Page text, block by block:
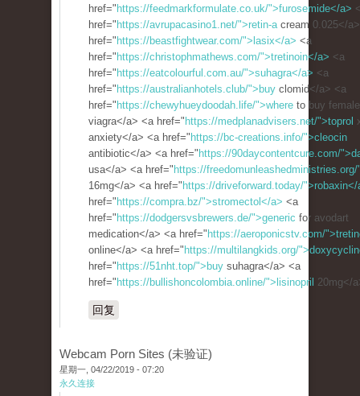
href=" https://feedmarkformulate.co.uk/">furosemide</a>
href=" https://avrupacasino1.net/">retin-acream 0.025</
href=" https://beastfightwear.com/">lasix</a> <a
href=" https://christophmathews.com/">tretinoin</a> <a
href=" https://eatcolourful.com.au/">suhagra</a> <a
href=" https://australianhotels.club/">buy clomid</a> <a
href=" https://chewyhueydoodah.life/">where to buy female
viagra</a> <a href=" https://medplanadvisers.net/">toprol
anxiety</a> <a href=" https://bc-creations.info/">cleocin
antibiotic</a> <a href=" https://90daycontentcure.com/
usa</a> <a href=" https://
16mg</a> <a href=" https://driveforward.today/">robaxin</
href=" https://compra.bz/">stromectol</a> <a
href=" https://dodgersvsbrewers.de/">generic for avodart
medication</a> <a href=" https://aeroponicstv.com/
online</a> <a href=" https://multilangkids.org/
href=" https://51nht.top/">buy suhagra</a> <a
href=" https://bullishoncolombia.online/">lisinopril 20mg</
回复
Webcam Porn Sites (未验证)
星期一, 04/22/2019 - 07:20
永久连接